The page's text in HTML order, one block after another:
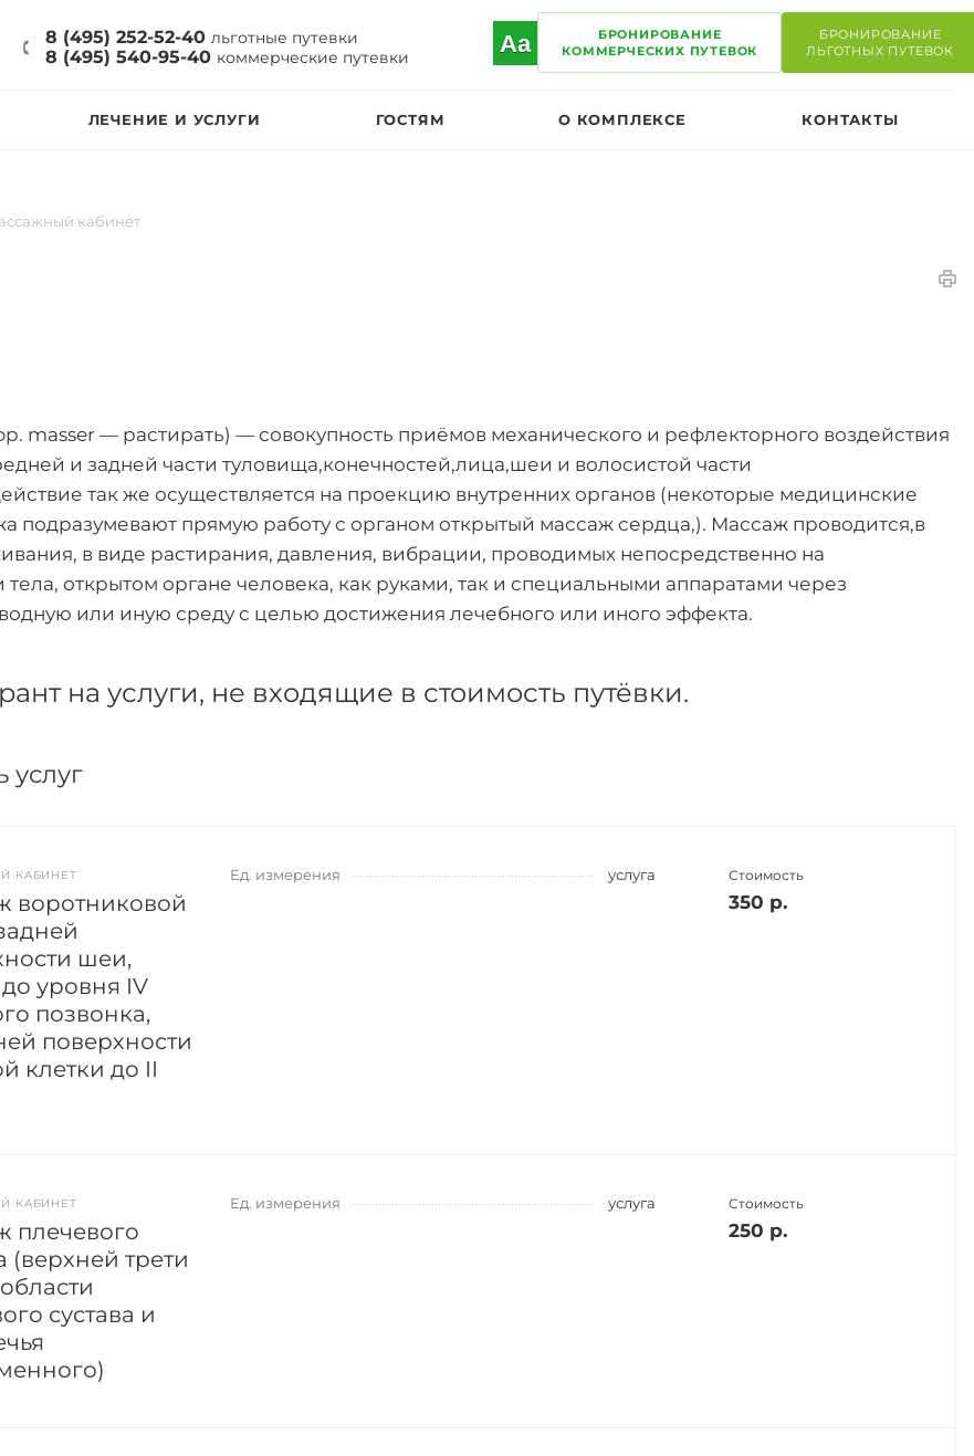
8 (495) 252-52-40 льготные путевки
8 (495) 540-95-40 коммерческие путевки
Aa
БРОНИРОВАНИЕ
КОММЕРЧЕСКИХ ПУТЕВОК
БРОНИРОВАНИЕ
ЛЬГОТНЫХ ПУТЕВОК
ЛЕЧЕНИЕ И УСЛУГИ ГОСТЯМ О КОМПЛЕКСЕ КОНТАКТЫ
кабинет
masser — растирать) — совокупность приёмов механического и рефлекторного воздействия
и задней части туловища,конечностей,лица,шеи и волосистой части
так же осуществляется на проекцию внутренних органов (некоторые медицинские
подразумевают прямую работу с органом открытый массаж сердца,). Массаж проводится,в
в виде растирания, давления, вибрации, проводимых непосредственно на
тела, открытом органе человека, как руками, так и специальными аппаратами через
или иную среду с целью достижения лечебного или иного эффекта.
на услуги, не входящие в стоимость путёвки.
услуг
КАБИНЕТ
воротниковой
шеи,
уровня IV
позвонка,
поверхности
клетки до II
Ед. измерения услуга Стоимость
350 р.
КАБИНЕТ
плечевого
(верхней трети
сустава и
Ед. измерения услуга Стоимость
250 р.